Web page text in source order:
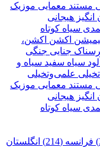
مستند معمایی موزیک
هیجانی
سیاه کوتاه
اکشن اکشن،
جنایی جنگی
سیاه سفید سیاه و
علمی‌و‌تخیلی
مستند معمایی موزیک
هیجانی
سیاه کوتاه
فرانسه (214)
انگلستان